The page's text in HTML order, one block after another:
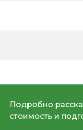
Подробно
стоимость и